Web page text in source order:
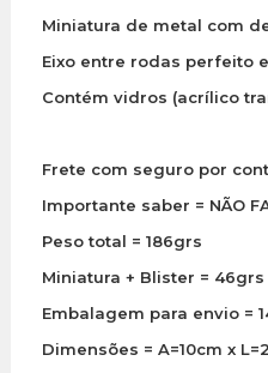
Miniatura de metal com
Eixo entre rodas perfeito
Contém vidros (acrílico
Frete com seguro por
Importante saber = NÃO
Peso total = 186grs
Miniatura + Blister = 46grs
Embalagem para envio =
Dimensões = A=10cm x